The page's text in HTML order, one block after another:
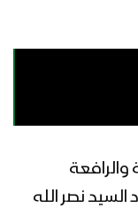
نصر الله